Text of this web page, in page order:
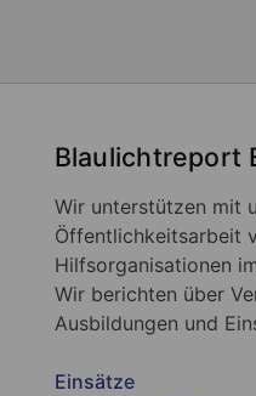
Blaulichtreport
Wir unterstützen mit
Öffentlichkeitsarbeit
Hilfsorganisationen
Wir berichten über
Ausbildungen und
Einsätze